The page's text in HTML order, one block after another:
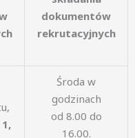
dokumentów
rekrutacyjnych
Środa w
godzinach
od 8.00 do
16.00.